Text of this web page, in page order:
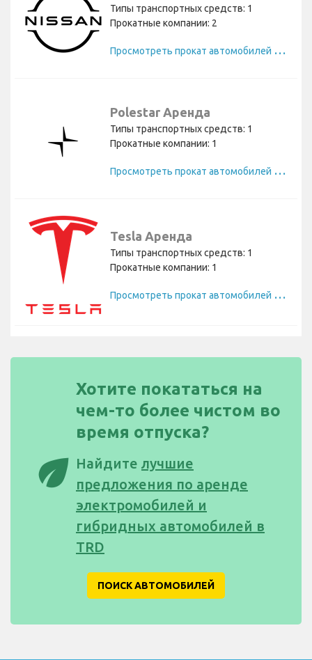
Типы транспортных средств: 1
Прокатные компании: 2
П
росмотреть прокат автомобилей Nissan
Polestar Аренда
Типы транспортных средств: 1
Прокатные компании: 1
П
росмотреть прокат автомобилей Polestar
Tesla Аренда
Типы транспортных средств: 1
Прокатные компании: 1
П
росмотреть прокат автомобилей Tesla
eco
Хотите покататься на
чем-то более чистом во
время отпуска?
Найдите лучшие
предложения по аренде
электромобилей и
гибридных автомобилей в
TRD
ПОИСК АВТОМОБИЛЕЙ